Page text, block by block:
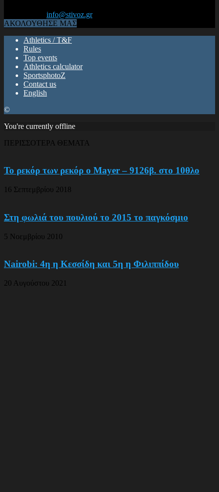
info@stivoz.gr
ΑΚΟΛΟΥΘΗΣΕ ΜΑΣ
Athletics / T&F
Rules
Top events
Athletics calculator
SportsphotoZ
Contact us
English
©
You're currently offline
ΠΕΡΙΣΣΟΤΕΡΑ ΘΕΜΑΤΑ
Το ρεκόρ των ρεκόρ ο Mayer – 9126β. στο 10θλο
16 Σεπτεμβρίου 2018
Στη φωλιά του πουλιού το 2015 το παγκόσμιο
5 Νοεμβρίου 2010
Nairobi: 4η η Κεσσίδη και 5η η Φιλιππίδου
20 Αυγούστου 2021